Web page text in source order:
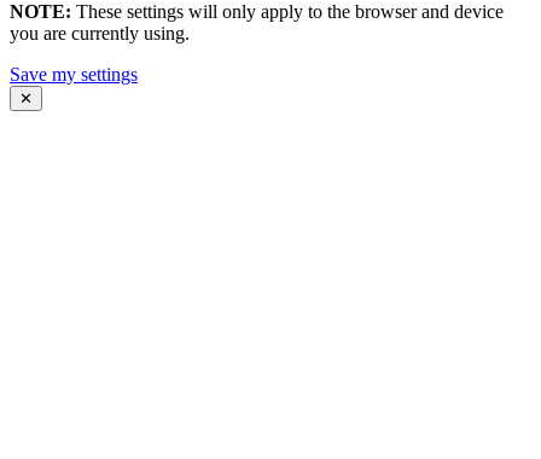
NOTE: These settings will only apply to the browser and device
you are currently using.
Save my settings
✕